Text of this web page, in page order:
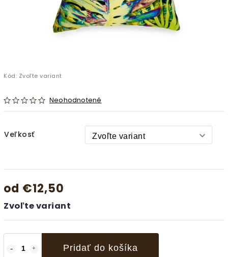
Kód: Zvoľte variant
Neohodnotené
Veľkosť
od €12,50
Zvoľte variant
Pridať do košíka